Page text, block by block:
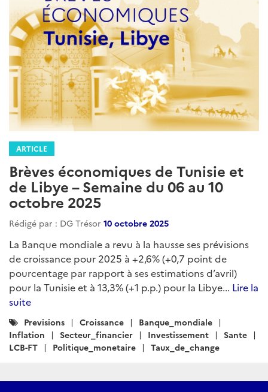
ARTICLE
Brèves économiques de Tunisie et
de Libye – Semaine du 06 au 10
octobre 2025
Rédigé par : DG Trésor 10 octobre 2025
La Banque mondiale a revu à la hausse ses prévisions
de croissance pour 2025 à +2,6% (+0,7 point de
pourcentage par rapport à ses estimations d’avril)
pour la Tunisie et à 13,3% (+1 p.p.) pour la Libye... Lire la
suite
Catégories
:
Previsions Croissance
Banque_mondiale
Inflation
Secteur_financier Investissement
Sante
LCB-FT
Politique_monetaire Taux_de_change